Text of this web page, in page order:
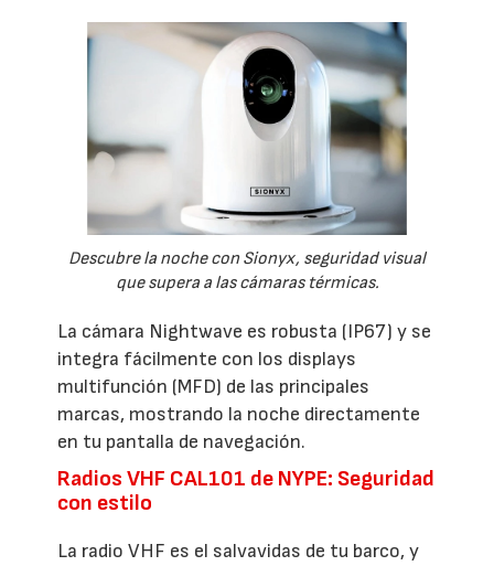
Descubre la noche con Sionyx, seguridad visual
que supera a las cámaras térmicas.
La cámara Nightwave es robusta (IP67) y se
integra fácilmente con los displays
multifunción (MFD) de las principales
marcas, mostrando la noche directamente
en tu pantalla de navegación.
Radios VHF CAL101 de NYPE: Seguridad
con estilo
La radio VHF es el salvavidas de tu barco, y